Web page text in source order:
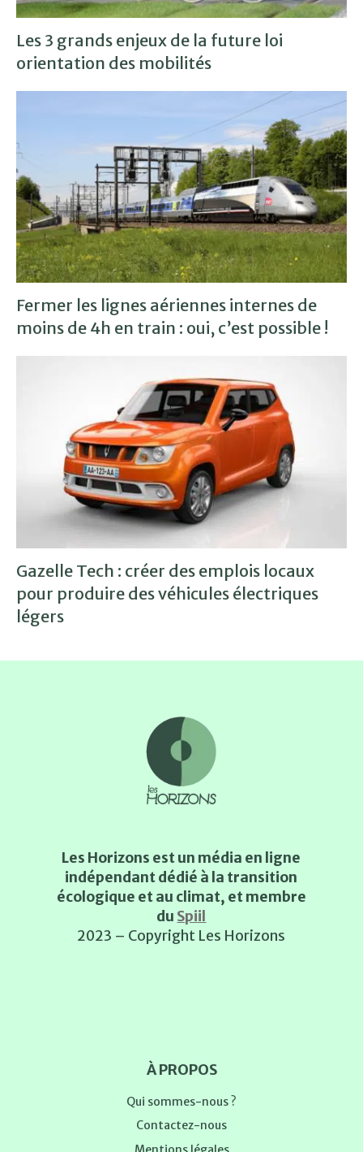
Les 3 grands enjeux de la future loi
orientation des mobilités
Fermer les lignes aériennes internes de
moins de 4h en train : oui, c’est possible !
Gazelle Tech : créer des emplois locaux
pour produire des véhicules électriques
légers
Les Horizons est un média en ligne
indépendant dédié à la transition
écologique et au climat, et membre
du Spiil
2023 – Copyright Les Horizons
À PROPOS
Qui sommes-nous ?
Contactez-nous